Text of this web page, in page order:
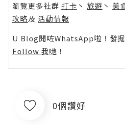
瀏覽更多社群 打卡 丶 旅遊 丶 美
攻略及 活動情報
U Blog開咗WhatsApp啦！發掘
Follow 我哋 ！
0個讚好